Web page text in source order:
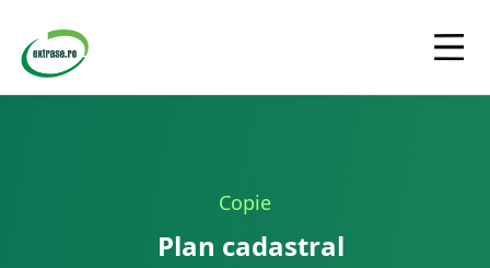
Copie
Plan cadastral